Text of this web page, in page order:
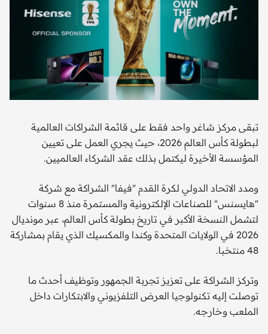
تبقى مركز شاغر واحد فقط على قائمة الشراكات العالمية
لبطولة كأس العالم 2026، حيث يجري العمل على تعيين
المؤسسة الأخيرة ليكتمل بذلك عقد الشركاء العالميين.
ومدد الاتحاد الدولي لكرة القدم "فيفا" الشراكة مع شركة
"هايسنس" للصناعات الإلكترونية والمستمرة منذ 8 سنوات
لتشمل النسخة الأكبر في تاريخ بطولة كأس العالم، عبر مونديال
2026 في الولايات المتحدة وكندا والمكسيك الذي يقام بمشاركة
48 منتخبا.
وتركز الشراكة على تعزيز تجربة الجمهور وتوظيف أحدث ما
توصلت إليه تكنولوجيا العرض التلفزيوني والابتكارات داخل
الملعب وخارجه.